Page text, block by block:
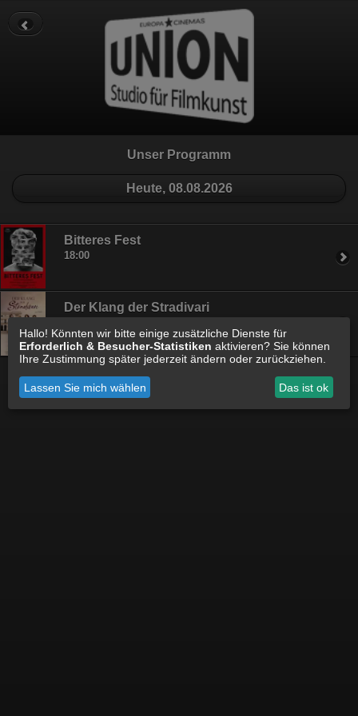
Unser Programm
Heute, 08.08.2026
Bitteres Fest
18:00
Der Klang der Stradivari
Datenschutz Impressum Cookie Einstellungen
Datenschutz Impressum Cookie Einstellungen
Hallo! Könnten wir bitte einige zusätzliche Dienste für
Erforderlich & Besucher-Statistiken aktivieren? Sie können
Ihre Zustimmung später jederzeit ändern oder zurückziehen.
Lassen Sie mich wählen Das ist ok